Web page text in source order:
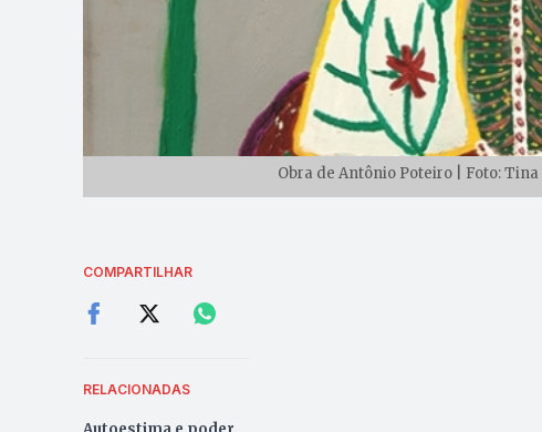
Obra de Antônio Poteiro | Foto:
COMPARTILHAR
RELACIONADAS